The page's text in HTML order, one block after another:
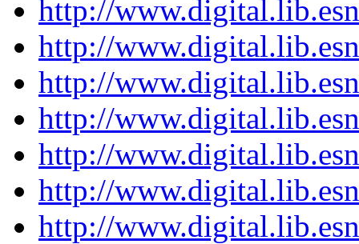
http://
http://
http://
http://
http://
http://
http://